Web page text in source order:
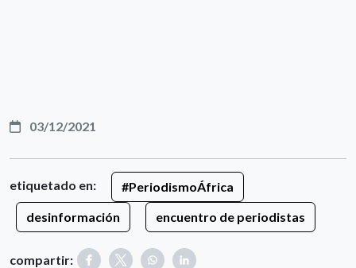
03/12/2021
etiquetado en:
#PeriodismoÁfrica
desinformación
encuentro de periodistas
compartir: